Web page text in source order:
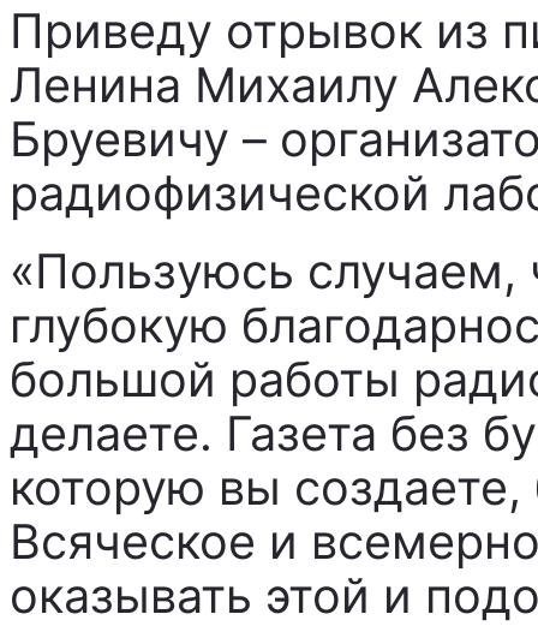
Приведу отрывок из
Ленина Михаилу
Бруевичу –
радиофизической
«Пользуюсь
глубокую
большой работы
делаете. Газета без
которую вы
Всяческое и
оказывать этой и